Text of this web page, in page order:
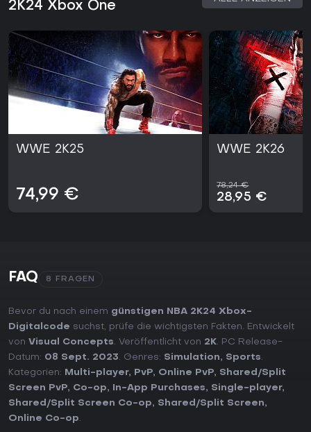
2K24 Xbox One
WWE 2K25
74,99 €
WWE 2K26
78,24 €
28,95 €
FAQ 8 FRAGEN
Bevor du nach einem günstigen NBA 2K24 Xbox-
Digitalcode suchst, prüfe die wichtigsten Fakten. Entwickelt
von Visual Concepts. Veröffentlicht von 2K. PC Release-
Datum: 08 Sept. 2023. Genres: Simulation, Sports.
Kategorien:
Multi-player, PvP, Online PvP, Shared/Split
Screen PvP, Co-op, In-App Purchases, Single-player,
Shared/Split Screen Co-op, Shared/Split Screen,
Online Co-op.